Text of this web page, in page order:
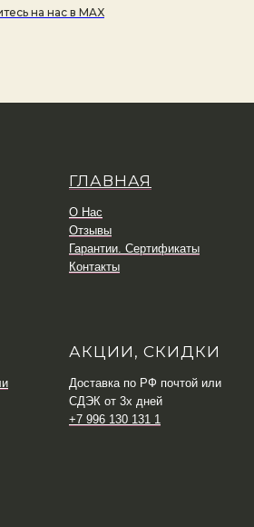
на наc в MAX
ГЛАВНАЯ
О Нас
Отзывы
Гарантии. Сертификаты
Контакты
АКЦИИ, СКИДКИ
Доставка по РФ почтой или
СДЭК от 3х дней
+7 996 130 131 1